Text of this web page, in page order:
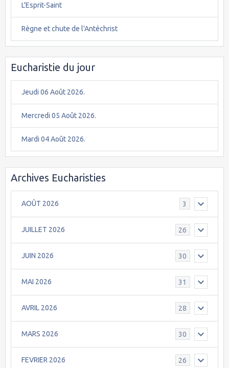
L'Esprit-Saint
Règne et chute de l'Antéchrist
Eucharistie du jour
Jeudi 06 Août 2026.
Mercredi 05 Août 2026.
Mardi 04 Août 2026.
Archives Eucharisties
AOÛT 2026 3
JUILLET 2026 26
JUIN 2026 30
MAI 2026 31
AVRIL 2026 28
MARS 2026 30
FEVRIER 2026 26